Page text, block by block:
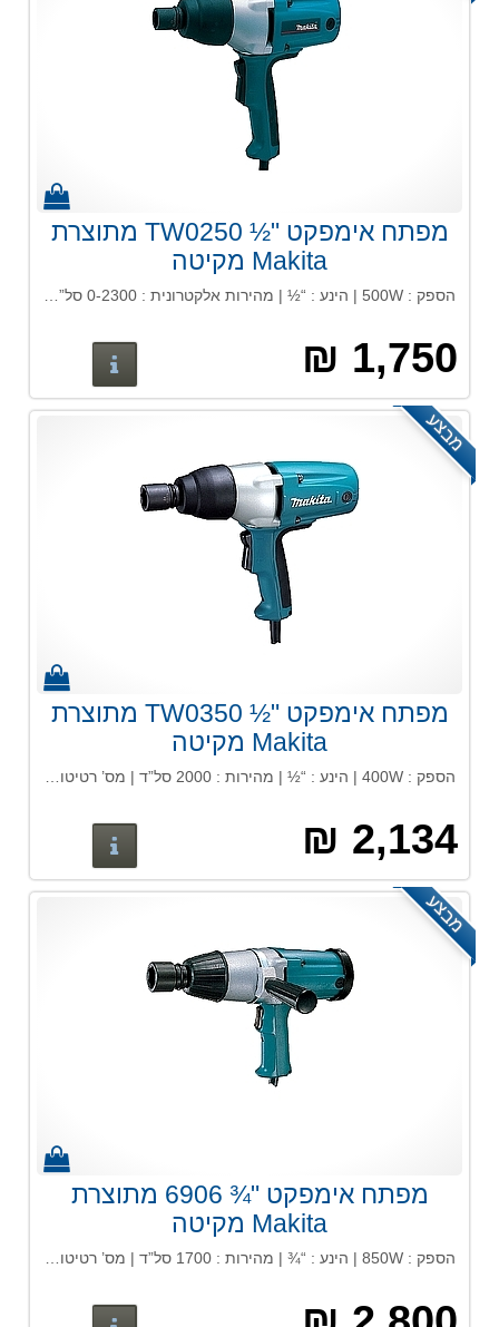
מפתח אימפקט "½ TW0250 מתוצרת
Makita מקיטה
הספק : 500W | הינע : “½ | מהירות אלקטרונית : 0-2300 סל”ד | מס’ רטיטות לדקה : 0-2300 | מומנט פיתול : 250 ניוטון / מטר
1,750 ₪
מבצע
מפתח אימפקט "½ TW0350 מתוצרת
Makita מקיטה
2,134 ₪
מבצע
מפתח אימפקט "¾ 6906 מתוצרת
Makita מקיטה